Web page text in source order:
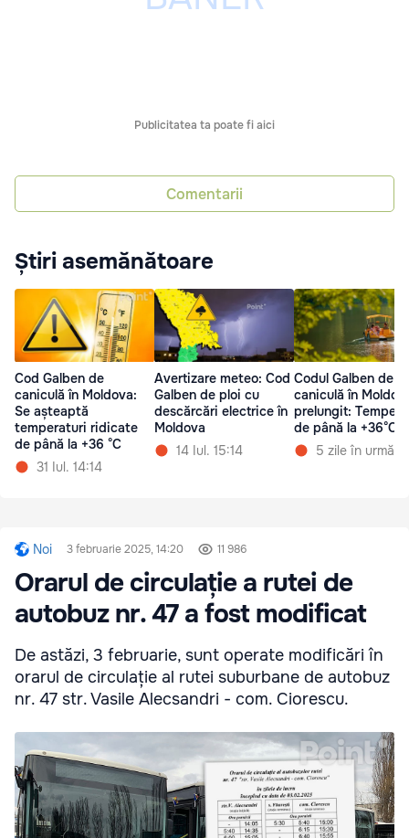
Publicitatea ta poate fi aici
Comentarii
Știri asemănătoare
Cod Galben de
caniculă în Moldova:
Se așteaptă
temperaturi ridicate
de până la +36 °C
31 Iul. 14:14
Avertizare meteo: Cod
Galben de ploi cu
descărcări electrice în
Moldova
14 Iul. 15:14
Codul Galben de
caniculă în
prelungit:
de până la +36°C
5 zile în urmă
Noi 3 februarie 2025, 14:20 11 986
Orarul de circulație a rutei de
autobuz nr. 47 a fost modificat
De astăzi, 3 februarie, sunt operate modificări în
orarul de circulație al rutei suburbane de autobuz
nr. 47 str. Vasile Alecsandri - com. Ciorescu.